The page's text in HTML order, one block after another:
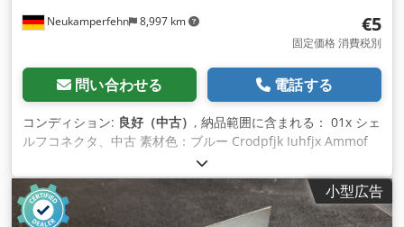
Neukamperfehn 8,997 km €5
固定価格 消費税別
問い合わせる 電話する
コンディション: 良好（中古） , 納品範囲に含まれる： 01x シェ
ルフコネクタ、中古 素材色：ブルー Crodpfjk Iuhfjx Ammof
メーカー：フェラルコ 棚板間隔：約200 mmの場合 全長：約
200mm プロファイル寸法： 約20×20mm ヘッドプレート：約
100×40×4mm ドリルホールØ：約9mm（片側2個）。 質量：
約0.41kg｜個数：1個
小型広告